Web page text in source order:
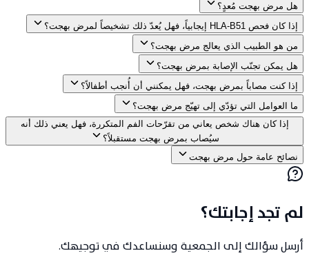
هل مرض بهجت مُعدٍ؟
إذا كان فحص HLA-B51 إيجابياً، فهل يُعدّ ذلك تشخيصاً لمرض بهجت؟
من هو الطبيب الذي يعالج مرض بهجت؟
هل يمكن تجنّب الإصابة بمرض بهجت؟
إذا كنت مصاباً بمرض بهجت، فهل يمكنني أن أُنجب أطفالاً؟
ما العوامل التي تؤدّي إلى تهيّج مرض بهجت؟
إذا كان هناك شخص يعاني من تقرّحات الفم المتكررة، فهل يعني ذلك أنه
سيُصاب بمرض بهجت مستقبلاً؟
نصائح عامة حول مرض بهجت
لم تجد إجابتك؟
أرسل سؤالك إلى الجمعية وسنساعدك في توجيهك.